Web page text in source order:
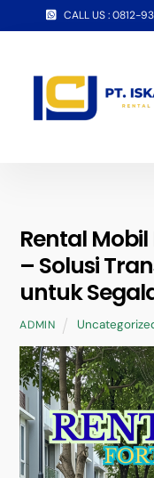
CALL US : 0812-
Rental
– Solusi
untuk
ADMIN